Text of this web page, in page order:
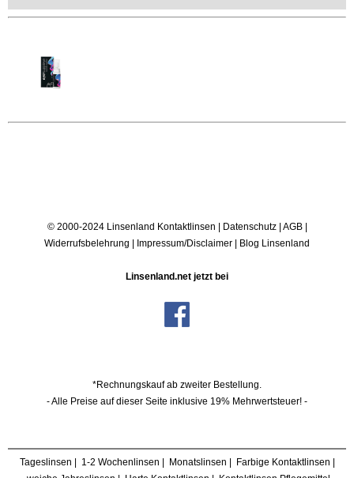
© 2000-2024 Linsenland Kontaktlinsen | Datenschutz| AGB|
Widerrufsbelehrung | Impressum/Disclaimer | Blog Linsenland
Linsenland.net jetzt bei
*Rechnungskauf ab zweiter Bestellung.
- Alle Preise auf dieser Seite inklusive 19% Mehrwertsteuer! -
Tageslinsen | 1-2 Wochenlinsen | Monatslinsen | Farbige Kontaktlinsen |